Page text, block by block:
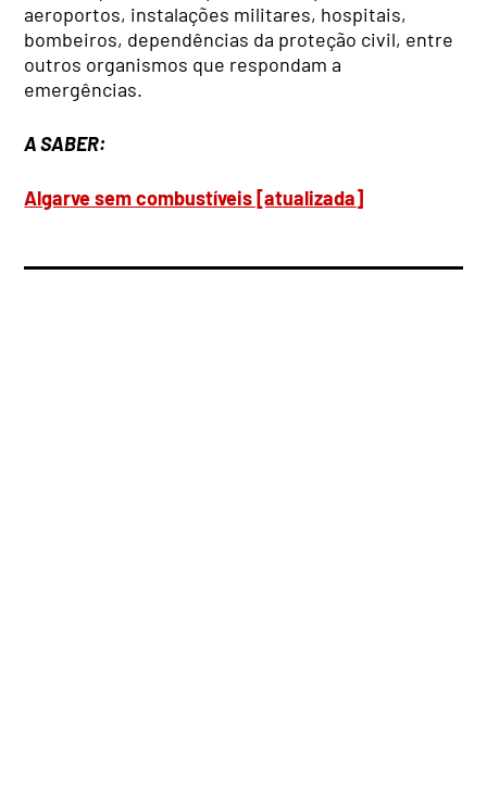
aeroportos, instalações militares, hospitais,
bombeiros, dependências da proteção civil, entre
outros organismos que respondam a
emergências.
A SABER:
Algarve sem combustíveis [atualizada]